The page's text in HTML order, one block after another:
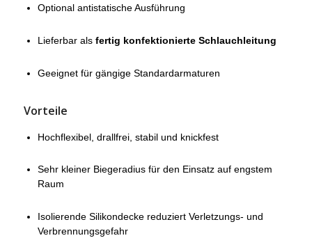
Optional antistatische Ausführung
Lieferbar als fertig konfektionierte Schlauchleitung
Geeignet für gängige Standardarmaturen
Vorteile
Hochflexibel, drallfrei, stabil und knickfest
Sehr kleiner Biegeradius für den Einsatz auf engstem
Raum
Isolierende Silikondecke reduziert Verletzungs- und
Verbrennungsgefahr